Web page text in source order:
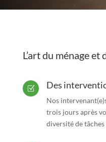
L’art du ménage
Z Des
Nos
trois jours après
diversité de